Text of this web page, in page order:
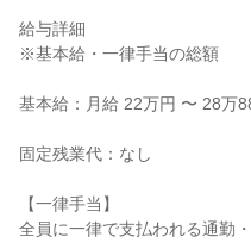
給与詳細
※基本給・一律手当の総額
基本給：月給 22万円 〜 28万
固定残業代：なし
【一律手当】
全員に一律で支払われる通勤